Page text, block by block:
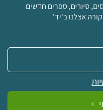
סיורים, ספרים חדשים
אצלנו ב'יד'